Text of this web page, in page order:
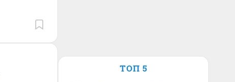
ТОП 5